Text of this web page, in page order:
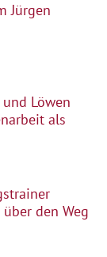
Jürgen
Löwen
als
den Weg